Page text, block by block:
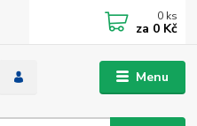
Menu
0 ks
za 0 Kč